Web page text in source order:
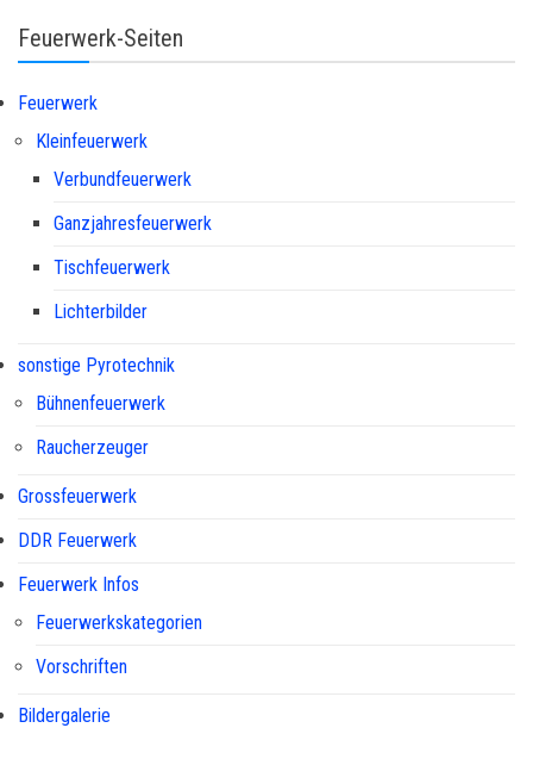
Feuerwerk-Seiten
Feuerwerk
Kleinfeuerwerk
Verbundfeuerwerk
Ganzjahresfeuerwerk
Tischfeuerwerk
Lichterbilder
sonstige Pyrotechnik
Bühnenfeuerwerk
Raucherzeuger
Grossfeuerwerk
DDR Feuerwerk
Feuerwerk Infos
Feuerwerkskategorien
Vorschriften
Bildergalerie